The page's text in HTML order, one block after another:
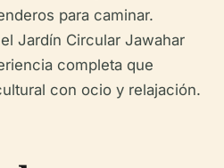
para caminar.
Jardín Circular Jawahar
completa que
con ocio y relajación.